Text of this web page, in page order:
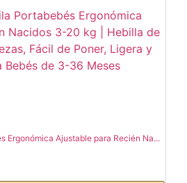
Ergonómica Ajustable para Recién Na...